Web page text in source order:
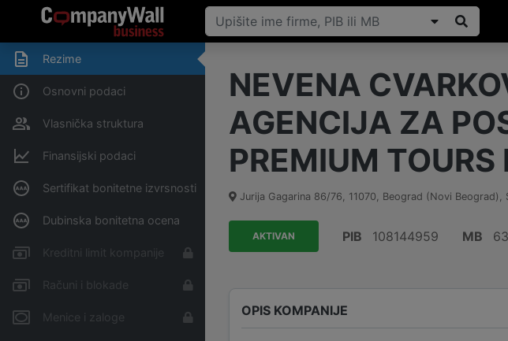
Rezime
Osnovni podaci
Vlasnička struktura
Finansijski podaci
Sertifikat bonitetne izvrsnosti
Dubinska bonitetna ocena
Kreditni limit kompanije
Računi i blokade
Menice i zaloge
NEVENA
AGENCIJA ZA
PREMIUM TOURS
Jurija Gagarina 86/76, 11070, Beograd (Novi Beograd) ,
AKTIVAN PIB 108144959 MB
OPIS KOMPANIJE